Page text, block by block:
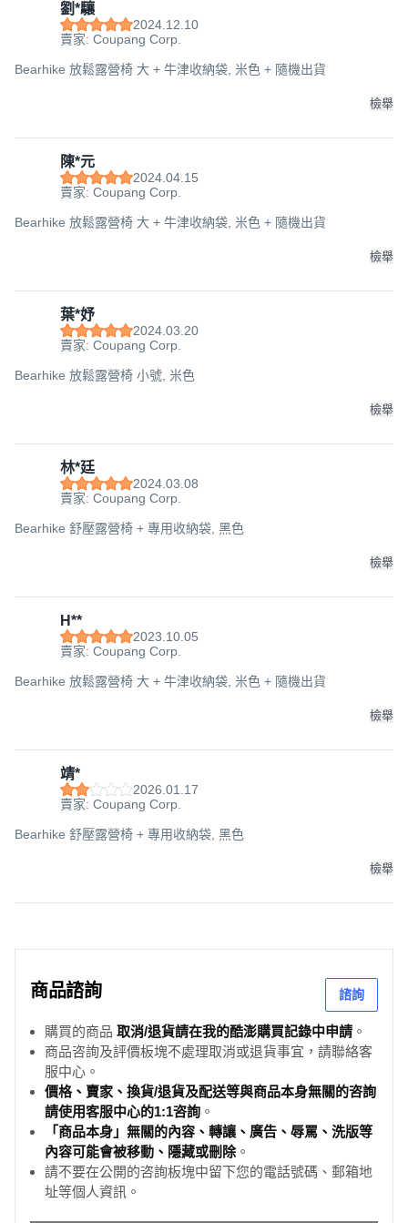
劉*驤
2024.12.10
賣家: Coupang Corp.
Bearhike 放鬆露營椅 大 + 牛津收納袋, 米色 + 隨機出貨
檢舉
陳*元
2024.04.15
賣家: Coupang Corp.
Bearhike 放鬆露營椅 大 + 牛津收納袋, 米色 + 隨機出貨
檢舉
葉*妤
2024.03.20
賣家: Coupang Corp.
Bearhike 放鬆露營椅 小號, 米色
檢舉
林*廷
2024.03.08
賣家: Coupang Corp.
Bearhike 舒壓露營椅 + 專用收納袋, 黑色
檢舉
H**
2023.10.05
賣家: Coupang Corp.
Bearhike 放鬆露營椅 大 + 牛津收納袋, 米色 + 隨機出貨
檢舉
靖*
2026.01.17
賣家: Coupang Corp.
Bearhike 舒壓露營椅 + 專用收納袋, 黑色
檢舉
商品諮詢 諮詢
購買的商品 取消/退貨請在我的酷澎購買記錄中申請 。
商品咨詢及評價板塊不處理取消或退貨事宜，請聯絡客
服中心。
價格、賣家、換貨/退貨及配送等與商品本身無關的咨詢
請使用客服中心的1:1咨詢 。
「商品本身」無關的內容、轉讓、廣告、辱罵、洗版等
內容可能會被移動、隱藏或刪除。
請不要在公開的咨詢板塊中留下您的電話號碼、郵箱地
址等個人資訊。